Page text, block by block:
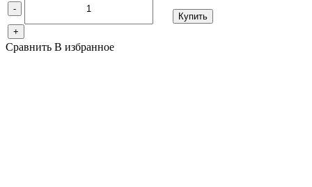
-
+
Купить
Сравнить В избранное